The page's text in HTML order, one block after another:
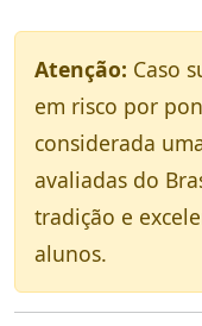
Atenção: Caso
em risco por
considerada
avaliadas do
tradição e
alunos.